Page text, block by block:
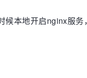
本地开启nginx服